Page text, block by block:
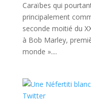
Caraïbes qui
principalement
seconde moitié du
à Bob Marley,
monde »....